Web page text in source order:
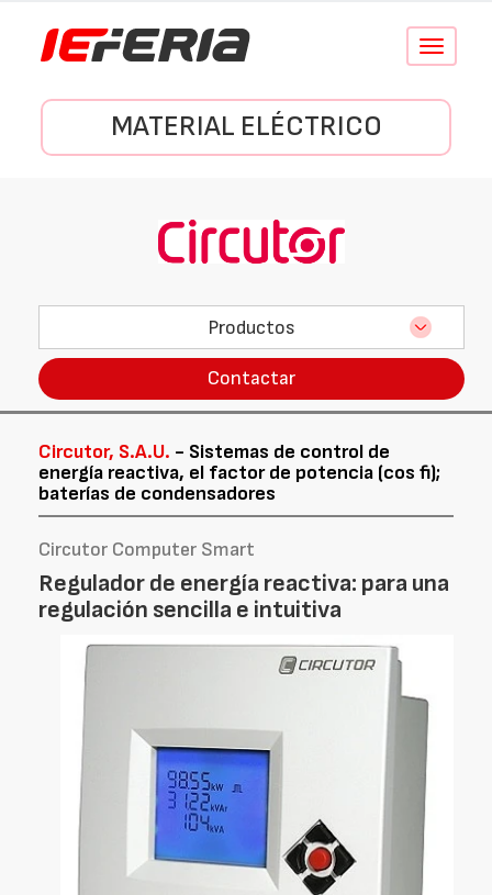
Conmutar
MATERIAL ELÉCTRICO
Productos
Contactar
Circutor, S.A.U. - Sistemas de control de
energía reactiva, el factor de potencia (cos fi);
baterías de condensadores
Circutor Computer Smart
Regulador de energía reactiva: para una
regulación sencilla e intuitiva